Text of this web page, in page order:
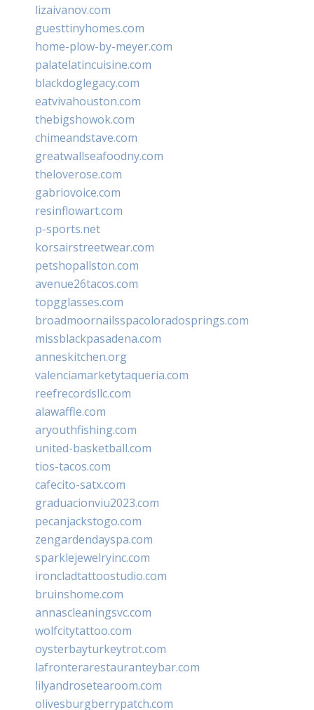
lizaivanov.com
guesttinyhomes.com
home-plow-by-meyer.com
palatelatincuisine.com
blackdoglegacy.com
eatvivahouston.com
thebigshowok.com
chimeandstave.com
greatwallseafoodny.com
theloverose.com
gabriovoice.com
resinflowart.com
p-sports.net
korsairstreetwear.com
petshopallston.com
avenue26tacos.com
topgglasses.com
broadmoornailsspacoloradosprings.com
missblackpasadena.com
anneskitchen.org
valenciamarketytaqueria.com
reefrecordsllc.com
alawaffle.com
aryouthfishing.com
united-basketball.com
tios-tacos.com
cafecito-satx.com
graduacionviu2023.com
pecanjackstogo.com
zengardendayspa.com
sparklejewelryinc.com
ironcladtattoostudio.com
bruinshome.com
annascleaningsvc.com
wolfcitytattoo.com
oysterbayturkeytrot.com
lafronterarestauranteybar.com
lilyandrosetearoom.com
olivesburgberrypatch.com